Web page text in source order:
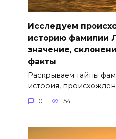
Исследуем
историю фамилии
значение,
факты
Раскрываем тайны
история,
0 54